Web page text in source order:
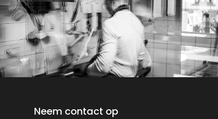
Neem contact op